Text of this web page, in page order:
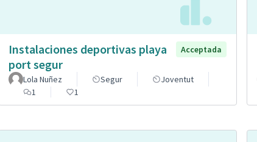
Instalaciones deportivas playa
port segur
Acceptada
Lola Nuñez Segur
Joventut
1
1